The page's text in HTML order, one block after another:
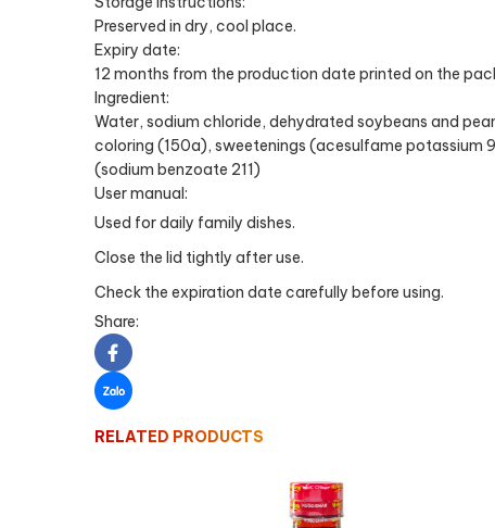
Preserved in dry, cool place.
Expiry date:
12 months from the production date printed on the
Ingredient:
Water, sodium chloride, dehydrated soybeans and
coloring (150a), sweetenings (acesulfame
(sodium benzoate 211)
User manual:
Used for daily family dishes.
Close the lid tightly after use.
Check the expiration date carefully before using.
Share:
RELATED PRODUCTS